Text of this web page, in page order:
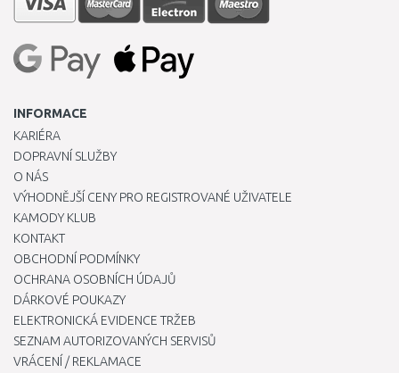
INFORMACE
KARIÉRA
DOPRAVNÍ SLUŽBY
O NÁS
VÝHODNĚJŠÍ CENY PRO REGISTROVANÉ UŽIVATELE
KAMODY KLUB
KONTAKT
OBCHODNÍ PODMÍNKY
OCHRANA OSOBNÍCH ÚDAJŮ
DÁRKOVÉ POUKAZY
ELEKTRONICKÁ EVIDENCE TRŽEB
SEZNAM AUTORIZOVANÝCH SERVISŮ
VRÁCENÍ / REKLAMACE